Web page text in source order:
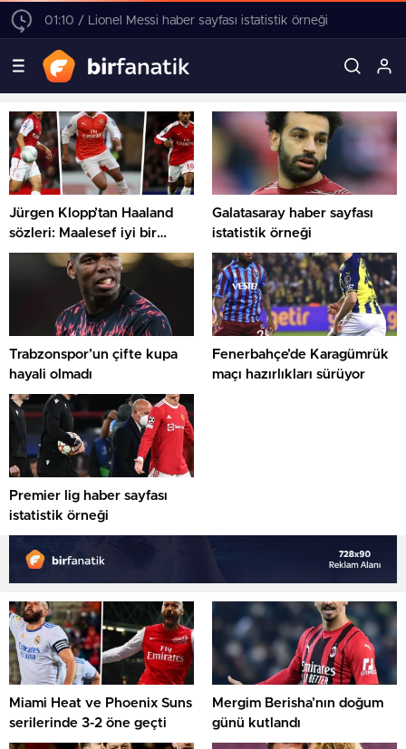
01:10 / Lionel Messi haber sayfası istatistik örneği
Jürgen Klopp’tan Haaland
sözleri: Maalesef iyi bir
transfer
Galatasaray haber sayfası
istatistik örneği
Trabzonspor’un çifte kupa
hayali olmadı
Fenerbahçe’de Karagümrük
maçı hazırlıkları sürüyor
Premier lig haber sayfası
istatistik örneği
Miami Heat ve Phoenix Suns
serilerinde 3-2 öne geçti
Mergim Berisha’nın doğum
günü kutlandı